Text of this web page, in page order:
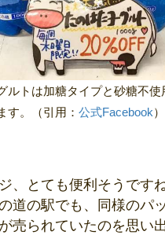
ルトは加糖タイプと砂糖不使
す。（引用： 公式Facebook）
、とても便利そうです
道の駅でも、同様のパ
売られていたのを思い